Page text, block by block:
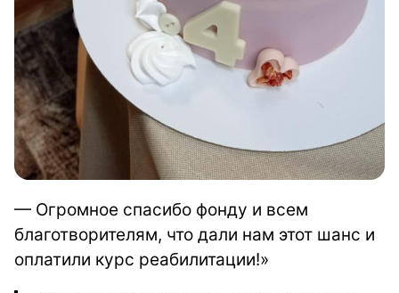
— Огромное спасибо фонду и всем
благотворителям, что дали нам этот шанс и
оплатили курс реабилитации!»